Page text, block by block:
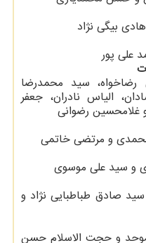
بیگی نژاد
علی پور
رضاخواه، سید محمدرضا
الیاس نادران، جعفر
و غلامحسین رضوانی
و مرتضی خاتمی
و سید علی موسوی
صادق طباطبایی نژاد و
و حجت الاسلام حسن